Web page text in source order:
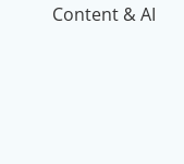
Content & AI